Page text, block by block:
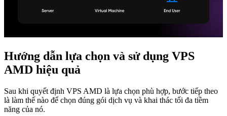
Hướng dẫn lựa chọn và sử dụng VPS
AMD hiệu quả
Sau khi quyết định VPS AMD là lựa chọn phù hợp, bước tiếp theo
là làm thế nào để chọn đúng gói dịch vụ và khai thác tối đa tiềm
năng của nó.